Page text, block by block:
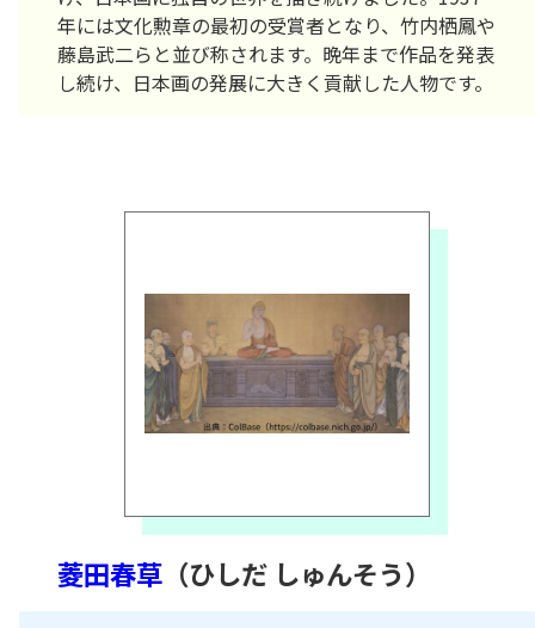
年には文化勲章の最初の受賞者となり、竹内栖鳳や
藤島武二らと並び称されます。晩年まで作品を発表
し続け、日本画の発展に大きく貢献した人物です。
菱田春草 （ひしだ しゅんそう）